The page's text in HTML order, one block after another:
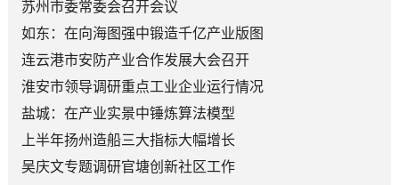
苏州市委常委会召开会议
如东：在向海图强中锻造千亿产业版图
连云港市安防产业合作发展大会召开
淮安市领导调研重点工业企业运行情况
盐城：在产业实景中锤炼算法模型
上半年扬州造船三大指标大幅增长
吴庆文专题调研官塘创新社区工作